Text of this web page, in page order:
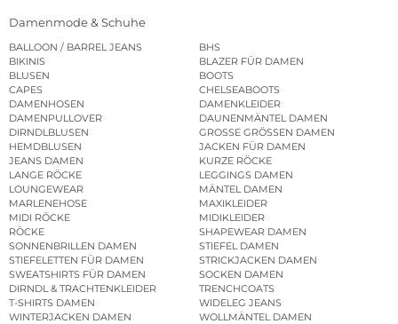
Damenmode & Schuhe
BALLOON / BARREL JEANS
BHS
BIKINIS
BLAZER FÜR DAMEN
BLUSEN
BOOTS
CAPES
CHELSEABOOTS
DAMENHOSEN
DAMENKLEIDER
DAMENPULLOVER
DAUNENMÄNTEL DAMEN
DIRNDLBLUSEN
GROSSE GRÖSSEN DAMEN
HEMDBLUSEN
JACKEN FÜR DAMEN
JEANS DAMEN
KURZE RÖCKE
LANGE RÖCKE
LEGGINGS DAMEN
LOUNGEWEAR
MÄNTEL DAMEN
MARLENEHOSE
MAXIKLEIDER
MIDI RÖCKE
MIDIKLEIDER
RÖCKE
SHAPEWEAR DAMEN
SONNENBRILLEN DAMEN
STIEFEL DAMEN
STIEFELETTEN FÜR DAMEN
STRICKJACKEN DAMEN
SWEATSHIRTS FÜR DAMEN
SOCKEN DAMEN
DIRNDL & TRACHTENKLEIDER
TRENCHCOATS
T-SHIRTS DAMEN
WIDELEG JEANS
WINTERJACKEN DAMEN
WOLLMÄNTEL DAMEN